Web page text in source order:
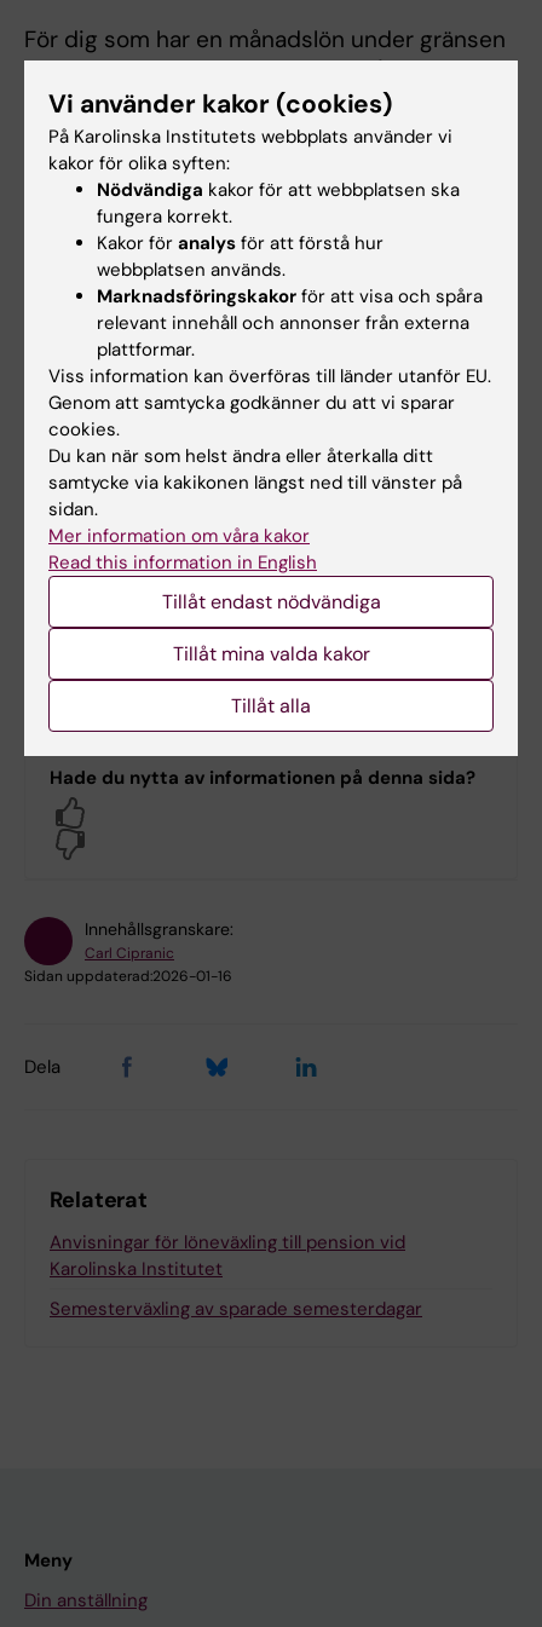
För dig som har en månadslön under gränsen
per månad för 2026) är löneväxling inte alltid
förmånligt, eftersom det innebär att den
allmänna pensionen blir lägre.
Villkoren i sin helhet samt blanketter finner du
under rubriken dokument på denna sida.
Dokument
Lokalt villkorsavtal bilaga 10 - Löneväxling (PDF,
71.39 KB)
Anvisningar för löneväxling till pension vid
Karolinska Institutet (PDF, 345.51 KB)
Ansök om löneväxling
PA-webben
Hade du nytta av informationen på denna sida?
Innehållsgranskare:
Carl Cipranic
Sidan uppdaterad:2026-01-16
Dela
Relaterat
Anvisningar för löneväxling till pension vid
Karolinska Institutet
Semesterväxling av sparade semesterdagar
Meny
Din anställning
Vi använder kakor (cookies)
På Karolinska Institutets webbplats använder vi
kakor för olika syften:
Nödvändiga kakor för att webbplatsen ska
fungera korrekt.
Kakor för analys för att förstå hur
webbplatsen används.
Marknadsföringskakor för att visa och spåra
relevant innehåll och annonser från externa
plattformar.
Viss information kan överföras till länder utanför EU.
Genom att samtycka godkänner du att vi sparar
cookies.
Du kan när som helst ändra eller återkalla ditt
samtycke via kakikonen längst ned till vänster på
sidan.
Mer information om våra kakor
Read this information in English
Tillåt endast nödvändiga
Tillåt mina valda kakor
Tillåt alla